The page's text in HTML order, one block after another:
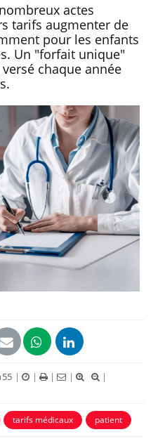
actes
tarifs augmenter de
pour les enfants
Un "forfait unique"
chaque année
| | | |
|
tarifs médicaux patient